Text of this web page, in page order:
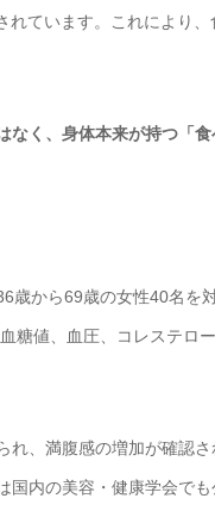
ています。これにより
く、身体本来が持つ「
歳から69歳の女性40名を
糖値、血圧、コレステロ
れ、満腹感の増加が確認
内の美容・健康学会で